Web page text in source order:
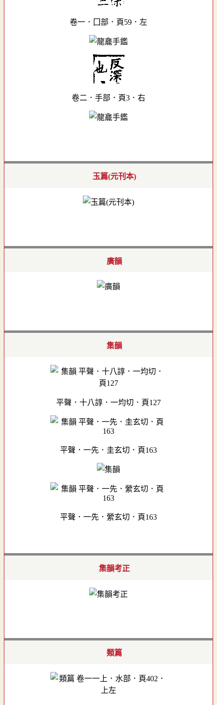
卷一．囗部．頁59．左
卷二．手部．頁3．右
玉篇(元刊本)
廣韻
集韻
平聲．十八諄．一均切．頁127
平聲．一先．圭玄切．頁163
平聲．一先．縈玄切．頁163
集韻考正
類篇